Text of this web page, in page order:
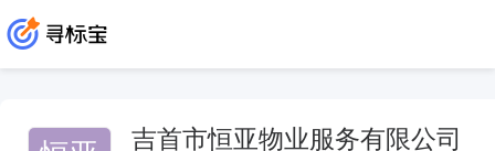
吉首市恒亚物业服务有限公司